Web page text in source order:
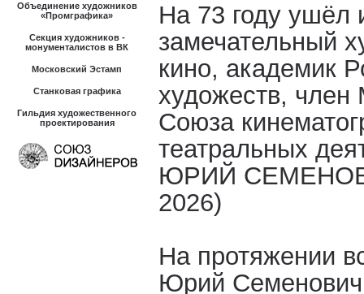
Объединение художников
«Промграфика»
Секция художников -
монументалистов в ВК
Московский Эстамп
Станковая графика
Гильдия художественного
проектирования
На 73 году ушёл
замечательный
кино, академик
художеств,
Союза
театральных
ЮРИЙ
2026)
На протяжении
Юрий Семенович